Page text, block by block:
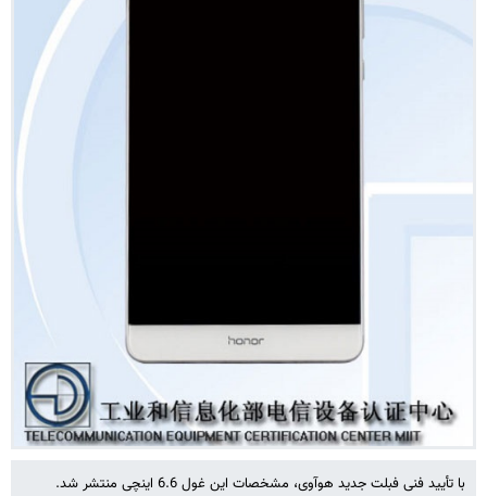
با تأیید فنی فبلت جدید هوآوی، مشخصات این غول 6.6 اینچی منتشر شد.